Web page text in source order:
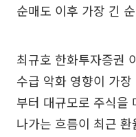
순매도 이후 가장 긴
최규호 한화투자증권
수급 악화 영향이 가
부터 대규모로 주식을
나가는 흐름이 최근